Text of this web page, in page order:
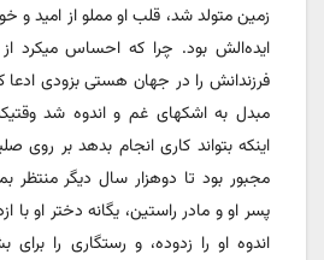
زمین متولد شد، قلب او مملو از امید و
ایده‌الش بود. چرا که احساس میکرد از
فرزندانش را در جهان هستی بزودی ادعا
مبدل به اشکهای غم و اندوه شد
اینکه بتواند کاری انجام بدهد بر
مجبور بود تا دوهزار سال دیگر منتظر
پسر او و مادر راستین، یگانه دختر او
اندوه او را زدوده، و رستگاری را برای